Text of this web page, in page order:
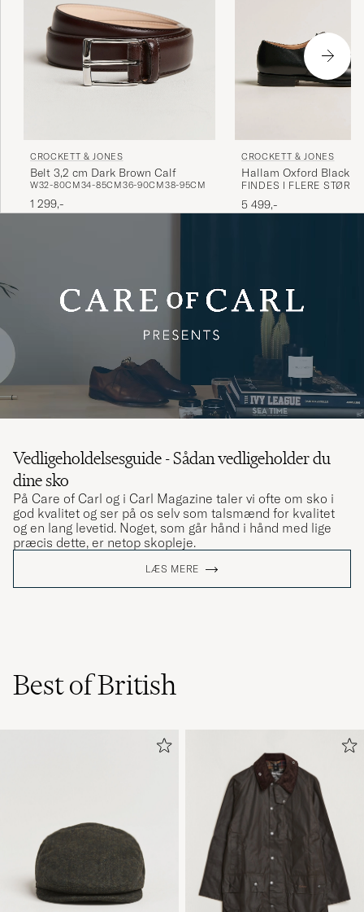
CROCKETT & JONES
Belt 3,2 cm Dark Brown Calf
W32-80CM34-85CM36-90CM38-95CM
1 299,-
CROCKETT & JONES
Hallam Oxford Black
FINDES I FLERE
5 499,-
Vedligeholdelsesguide - Sådan vedligeholder du
dine sko
På Care of Carl og i Carl Magazine taler vi ofte om sko i
god kvalitet og ser på os selv som talsmænd for kvalitet
og en lang levetid. Noget, som går hånd i hånd med lige
præcis dette, er netop skopleje.
LÆS MERE
Best of British